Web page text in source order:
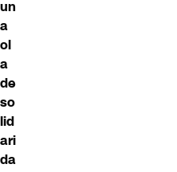
un
a
ol
a
de
so
lid
ari
da